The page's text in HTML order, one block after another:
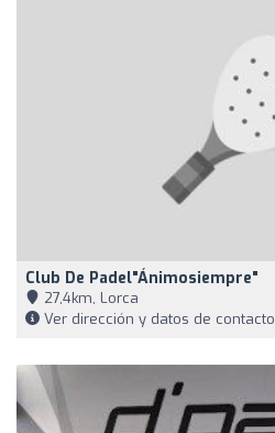
Club De Padel"Ánimosiempre"
27,4km, Lorca
Ver dirección y datos de contacto